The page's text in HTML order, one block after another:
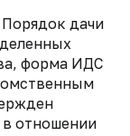
дачи
форма ИДС
в отношении